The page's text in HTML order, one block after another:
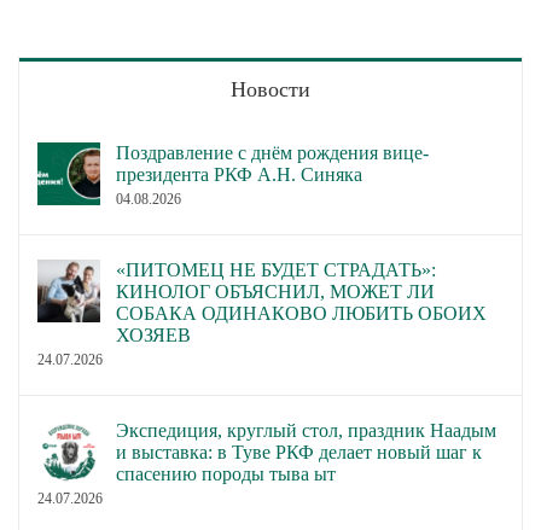
Новости
Поздравление с днём рождения вице-
президента РКФ А.Н. Синяка
04.08.2026
«ПИТОМЕЦ НЕ БУДЕТ СТРАДАТЬ»:
КИНОЛОГ ОБЪЯСНИЛ, МОЖЕТ ЛИ
СОБАКА ОДИНАКОВО ЛЮБИТЬ ОБОИХ
ХОЗЯЕВ
24.07.2026
Экспедиция, круглый стол, праздник Наадым
и выставка: в Туве РКФ делает новый шаг к
спасению породы тыва ыт
24.07.2026